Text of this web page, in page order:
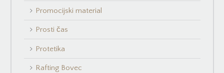
Promocijski material
Prosti čas
Protetika
Rafting Bovec